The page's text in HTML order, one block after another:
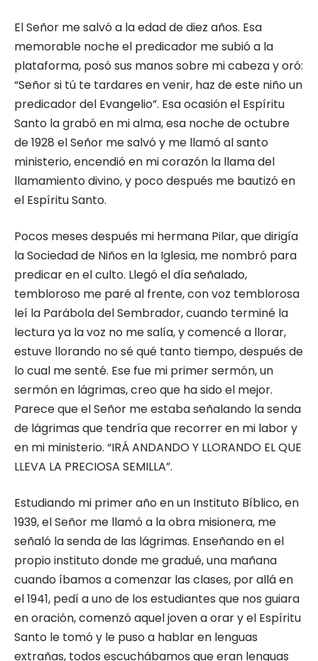
El Señor me salvó a la edad de diez años. Esa
memorable noche el predicador me su­bió a la
plataforma, posó sus manos sobre mi cabeza y oró:
“Señor si tú te tardares en venir, haz de este niño un
predicador del Evangelio”. Esa ocasión el Espíritu
Santo la grabó en mi alma, esa noche de octubre
de 1928 el Señor me salvó y me llamó al santo
ministerio, encendió en mi corazón la llama del
llamamiento divino, y poco después me bautizó en
el Espíritu Santo.
Pocos meses después mi hermana Pilar, que dirigía
la Sociedad de Niños en la Igle­sia, me nombró para
predicar en el culto. Llegó el día señalado,
tembloroso me paré al frente, con voz temblorosa
leí la Pará­bola del Sembrador, cuando terminé la
lectura ya la voz no me salía, y comencé a llorar,
estuve llorando no sé qué tanto tiempo, después de
lo cual me senté. Ese fue mi primer sermón, un
sermón en lágri­mas, creo que ha sido el mejor.
Parece que el Señor me estaba señalando la senda
de lágrimas que tendría que recorrer en mi la­bor y
en mi ministerio. “IRÁ ANDANDO Y LLORANDO EL QUE
LLEVA LA PRECIO­SA SEMILLA”.
Estudiando mi primer año en un Insti­tuto Bíblico, en
1939, el Señor me llamó a la obra misionera, me
señaló la senda de las lágrimas. Enseñando en el
propio institu­to donde me gradué, una mañana
cuando íbamos a comenzar las clases, por allá en
el 1941, pedí a uno de los estudiantes que nos guiara
en oración, comenzó aquel jo­ven a orar y el Espíritu
Santo le tomó y le puso a hablar en lenguas
extrañas, todos escuchábamos que eran lenguas